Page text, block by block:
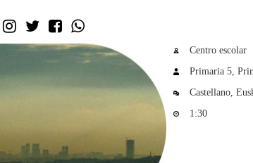
Centro escolar
Primaria 5
Castellano
1:30